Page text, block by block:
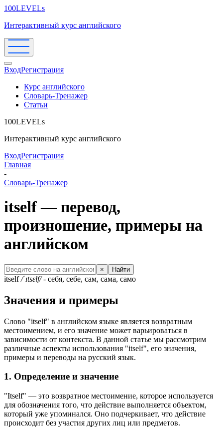
100LEVELs
Интерактивный курс английского
ВходРегистрация
Курс английского
Словарь-Тренажер
Статьи
100LEVELs
Интерактивный курс английского
ВходРегистрация
Главная
-
Словарь-Тренажер
itself — перевод,
произношение, примеры на
английском
× Найти
itself /ˈɪtsɛlf/- себя, себе, сам, сама, само
Значения и примеры
Слово "itself" в английском языке является возвратным
местоимением, и его значение может варьироваться в
зависимости от контекста. В данной статье мы рассмотрим
различные аспекты использования "itself", его значения,
примеры и переводы на русский язык.
1. Определение и значение
"Itself" — это возвратное местоимение, которое используется
для обозначения того, что действие выполняется объектом,
который уже упоминался. Оно подчеркивает, что действие
происходит без участия других лиц или предметов.